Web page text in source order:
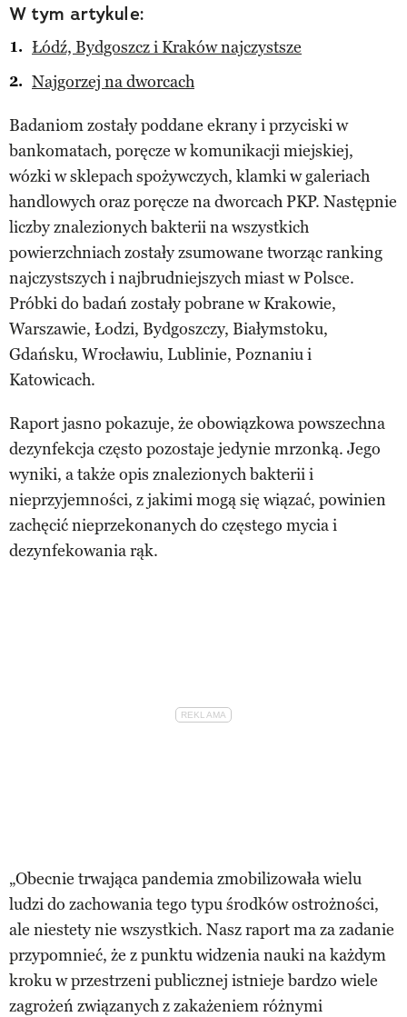
W tym artykule:
Łódź, Bydgoszcz i Kraków najczystsze
Najgorzej na dworcach
Badaniom zostały poddane ekrany i przyciski w
bankomatach, poręcze w komunikacji miejskiej,
wózki w sklepach spożywczych, klamki w galeriach
handlowych oraz poręcze na dworcach PKP. Następnie
liczby znalezionych bakterii na wszystkich
powierzchniach zostały zsumowane tworząc ranking
najczystszych i najbrudniejszych miast w Polsce.
Próbki do badań zostały pobrane w Krakowie,
Warszawie, Łodzi, Bydgoszczy, Białymstoku,
Gdańsku, Wrocławiu, Lublinie, Poznaniu i
Katowicach.
Raport jasno pokazuje, że obowiązkowa powszechna
dezynfekcja często pozostaje jedynie mrzonką. Jego
wyniki, a także opis znalezionych bakterii i
nieprzyjemności, z jakimi mogą się wiązać, powinien
zachęcić nieprzekonanych do częstego mycia i
dezynfekowania rąk.
„Obecnie trwająca pandemia zmobilizowała wielu
ludzi do zachowania tego typu środków ostrożności,
ale niestety nie wszystkich. Nasz raport ma za zadanie
przypomnieć, że z punktu widzenia nauki na każdym
kroku w przestrzeni publicznej istnieje bardzo wiele
zagrożeń związanych z zakażeniem różnymi